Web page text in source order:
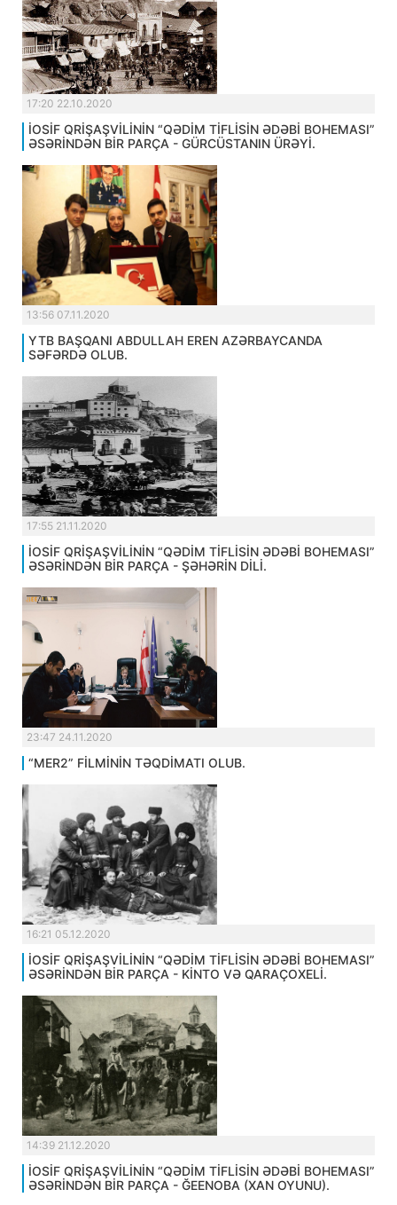
17:20 22.10.2020
İOSİF QRİŞAŞVİLİNİN “QƏDİM TİFLİSİN ƏDƏBİ BOHEMASI”
ƏSƏRİNDƏN BİR PARÇA - GÜRCÜSTANIN ÜRƏYİ.
13:56 07.11.2020
YTB BAŞQANI ABDULLAH EREN AZƏRBAYCANDA
SƏFƏRDƏ OLUB.
17:55 21.11.2020
İOSİF QRİŞAŞVİLİNİN “QƏDİM TİFLİSİN ƏDƏBİ BOHEMASI”
ƏSƏRİNDƏN BİR PARÇA - ŞƏHƏRİN DİLİ.
23:47 24.11.2020
“MER2” FİLMİNİN TƏQDİMATI OLUB.
16:21 05.12.2020
İOSİF QRİŞAŞVİLİNİN “QƏDİM TİFLİSİN ƏDƏBİ BOHEMASI”
ƏSƏRİNDƏN BİR PARÇA - KİNTO VƏ QARAÇOXELİ.
14:39 21.12.2020
İOSİF QRİŞAŞVİLİNİN “QƏDİM TİFLİSİN ƏDƏBİ BOHEMASI”
ƏSƏRİNDƏN BİR PARÇA - ĞEENOBA (XAN OYUNU).